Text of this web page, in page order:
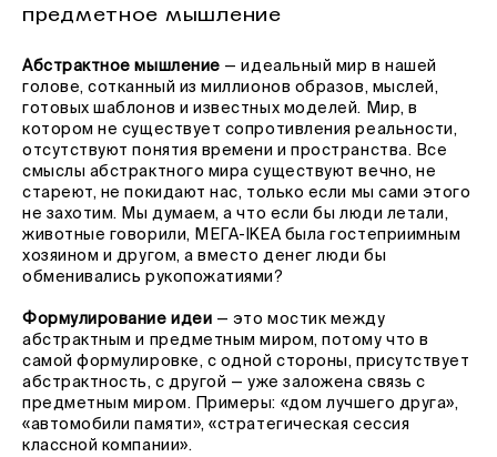
предметное мышление
Абстрактное мышление — идеальный мир в нашей
голове, сотканный из миллионов образов, мыслей,
готовых шаблонов и известных моделей. Мир, в
котором не существует сопротивления реальности,
отсутствуют понятия времени и пространства. Все
смыслы абстрактного мира существуют вечно, не
стареют, не покидают нас, только если мы сами этого
не захотим. Мы думаем, а что если бы люди летали,
животные говорили, МЕГА-IKEA была гостеприимным
хозяином и другом, а вместо денег люди бы
обменивались рукопожатиями?
Формулирование идеи — это мостик между
абстрактным и предметным миром, потому что в
самой формулировке, с одной стороны, присутствует
абстрактность, с другой — уже заложена связь с
предметным миром. Примеры: «дом лучшего друга»,
«автомобили памяти», «стратегическая сессия
классной компании».